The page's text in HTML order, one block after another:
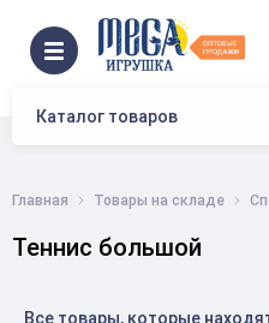
Каталог товаров
Главная Товары на складе
Теннис большой
Все товары, которые